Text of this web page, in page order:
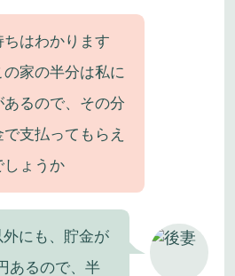
ちはわかります
の家の半分は私に
あるので、その分
で支払ってもらえ
しょうか
外にも、貯金が
あるので、半